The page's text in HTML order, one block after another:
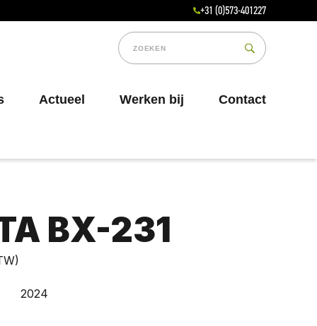
+31 (0)573-401227
Actueel Werken bij Contact
BX-231
2024